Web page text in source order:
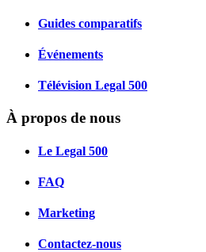
Guides comparatifs
Événements
Télévision Legal 500
À propos de nous
Le Legal 500
FAQ
Marketing
Contactez-nous